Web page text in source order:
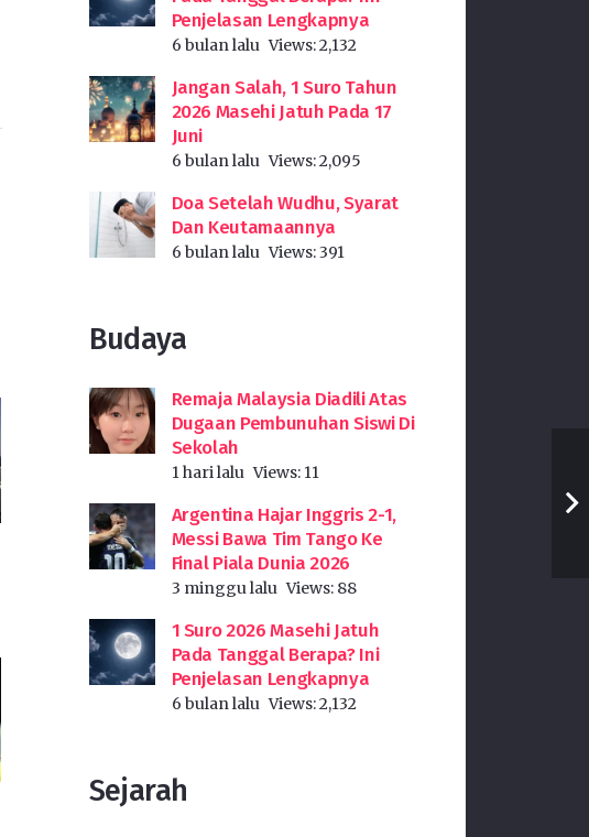
Penjelasan Lengkapnya
6 bulan lalu Views:2,132
Jangan Salah, 1 Suro Tahun
2026 Masehi Jatuh Pada 17
Juni
6 bulan lalu Views:2,095
Doa Setelah Wudhu, Syarat
Dan Keutamaannya
6 bulan lalu Views:391
Budaya
Remaja Malaysia Diadili Atas
Dugaan Pembunuhan Siswi Di
Sekolah
1 hari lalu Views: 11
Argentina Hajar Inggris 2-1,
Messi Bawa Tim Tango Ke
Final Piala Dunia 2026
3 minggu lalu Views: 88
1 Suro 2026 Masehi Jatuh
Pada Tanggal Berapa? Ini
Penjelasan Lengkapnya
6 bulan lalu Views:2,132
Sejarah